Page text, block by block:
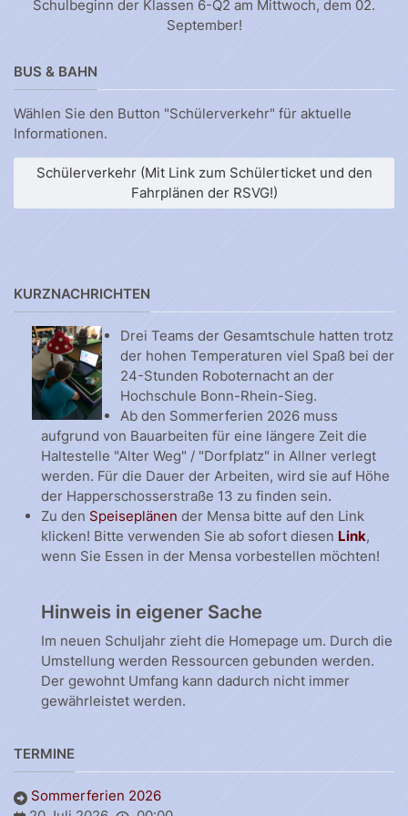
Schulbeginn der Klassen 6-Q2 am Mittwoch, dem 02.
September!
BUS & BAHN
Wählen Sie den Button "Schülerverkehr" für aktuelle
Informationen.
Schülerverkehr (Mit Link zum Schülerticket und den
Fahrplänen der RSVG!)
KURZNACHRICHTEN
Drei Teams der Gesamtschule hatten trotz
der hohen Temperaturen viel Spaß bei der
24-Stunden Roboternacht an der
Hochschule Bonn-Rhein-Sieg.
Ab den Sommerferien 2026 muss
aufgrund von Bauarbeiten für eine längere Zeit die
Haltestelle "Alter Weg" / "Dorfplatz" in Allner verlegt
werden. Für die Dauer der Arbeiten, wird sie auf Höhe
der Happerschosserstraße 13 zu finden sein.
Zu den Speiseplänen der Mensa bitte auf den Link
klicken! Bitte verwenden Sie ab sofort diesen Link,
wenn Sie Essen in der Mensa vorbestellen möchten!
Hinweis in eigener Sache
Im neuen Schuljahr zieht die Homepage um. Durch die
Umstellung werden Ressourcen gebunden werden.
Der gewohnt Umfang kann dadurch nicht immer
gewährleistet werden.
TERMINE
Sommerferien 2026